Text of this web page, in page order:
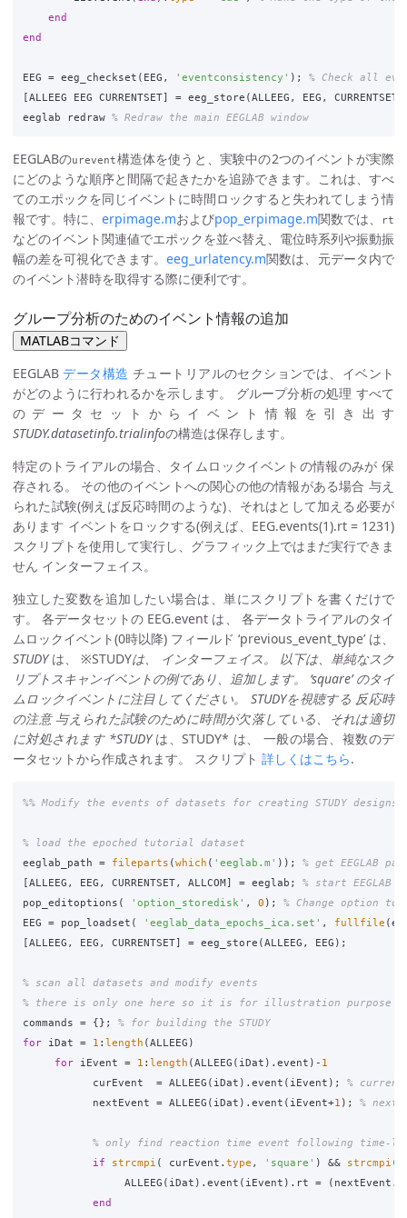
end
end
EEG = eeg_checkset ( EEG , 'eventconsistency' );
% Check all
[ALLEEG EEG CURRENTSET] = eeg_store (ALLEEG , EEG , CURRENTSET
eeglab
redraw % Redraw the main EEGLAB window
EEGLABのurevent構造体を使うと、実験中の2つのイベントが実際
にどのような順序と間隔で起きたかを追跡できます。これは、すべ
てのエポックを同じイベントに時間ロックすると失われてしまう情
報です。特に、 erpimage.mおよびpop_erpimage.m関数では、 rt
などのイベント関連値でエポックを並べ替え、電位時系列や振動振
幅の差を可視化できます。eeg_urlatency.m関数は、元データ内で
のイベント潜時を取得する際に便利です。
グループ分析のためのイベント情報の追加
MATLABコマンド
EEGLABデータ構造 チュートリアルのセクションでは、イベント
がどのように行われるかを示します。 グループ分析の処理 すべて
のデータセットからイベント情報を引き出す
STUDY.datasetinfo.trialinfoの構造は保存します。
特定のトライアルの場合、タイムロックイベントの情報のみが 保
存される。 その他のイベントへの関心の他の情報がある場合 与え
られた試験(例えば反応時間のような)、それはとして加える必要が
あります イベントをロックする(例えば、EEG.events(1).rt = 1231)
スクリプトを使用して実行し、グラフィック上ではまだ実行できま
せん インターフェイス。
独立した変数を追加したい場合は、単にスクリプトを書くだけで
す。 各データセットの EEG.event は、 各データトライアルのタイ
ムロックイベント(0時以降) フィールド ‘previous_event_type’ は、
STUDYは、 ※STUDYは、 インターフェイス。 以下は、単純なスク
リプトスキャンイベントの例であり、追加します。 ‘square’ のタイ
ムロックイベントに注目してください。 STUDYを視聴する 反応時
の注意 与えられた試験のために時間が欠落している、それは適切
に対処されます *STUDYは、STUDY* は、 一般の場合、複数のデ
ータセットから作成されます。 スクリプト 詳しくはこちら.
%% Modify the events of datasets for creating STUDY designs
% load the epoched tutorial dataset
eeglab_path
= fileparts (which ( 'eeglab.m' ));
% get EEGLAB
[ALLEEG , EEG , CURRENTSET, ALLCOM] = eeglab ;
% start EEGLAB
pop_editoptions ( 'option_storedisk' , 0 );
% Change option
EEG
= pop_loadset ( 'eeglab_data_epochs_ica.set' , fullfile (
[ALLEEG , EEG , CURRENTSET] = eeg_store (ALLEEG , EEG );
% scan all datasets and modify events
% there is only one here so it is for illustration purpose
commands
= {};
% for building the STUDY
for
iDat = 1 : length (ALLEEG )
for
iEvent = 1 : length (ALLEEG ( iDat ) . event ) - 1
curEvent
= ALLEEG ( iDat ) . event ( iEvent );
%
nextEvent
= ALLEEG ( iDat ) . event ( iEvent+1 ); % next
% only find reaction time event following time-
if
strcmpi ( curEvent . type , 'square' ) && strcmpi (
ALLEEG ( iDat ) . event ( iEvent ) . rt = ( nextEvent .
end